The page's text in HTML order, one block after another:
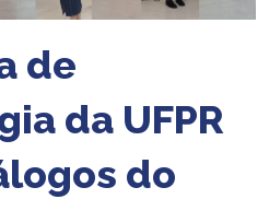
de
da UFPR
do